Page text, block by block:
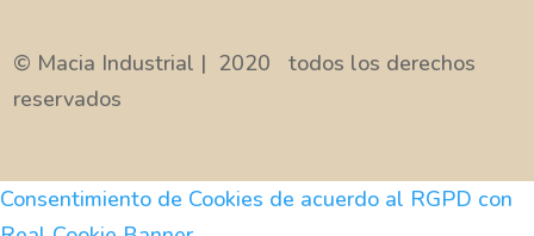
© Macia Industrial | 2020 todos los derechos
reservados
Consentimiento de Cookies de acuerdo al RGPD con